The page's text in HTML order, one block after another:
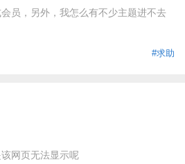
员，另外，我怎么有不少主题进不去
#求助
网页无法显示呢